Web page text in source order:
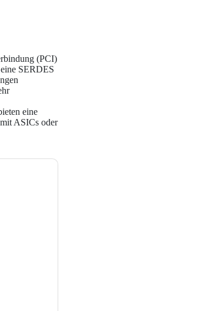
(PCI)
SERDES
eine
ASICs oder